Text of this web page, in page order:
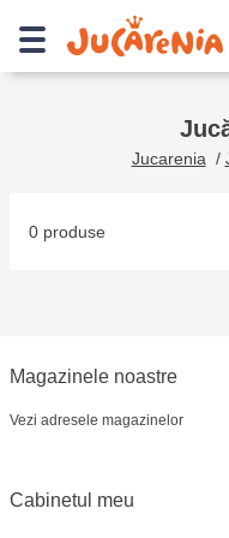
Jucarenia /
0 produse
Magazinele noastre
Vezi adresele magazinelor
Cabinetul meu